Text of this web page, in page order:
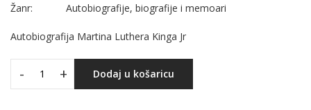
Žanr:
Autobiografije, biografije i memoari
Autobiografija Martina Luthera Kinga Jr
- + Dodaj u košaricu